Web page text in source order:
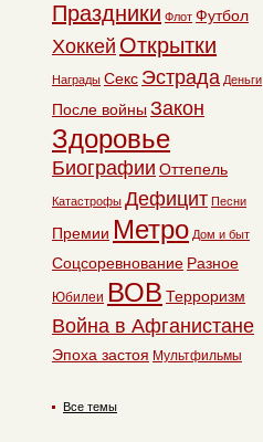
Праздники Флот Футбол
Хоккей Открытки
Награды Секс Эстрада Деньги
После войны Закон
Здоровье
Биографии Оттепель
Катастрофы Дефицит Песни
Премии Метро Дом и быт
Соцсоревнование Разное
Юбилеи ВОВ Терроризм
Война в Афганистане
Эпоха застоя Мультфильмы
Все темы